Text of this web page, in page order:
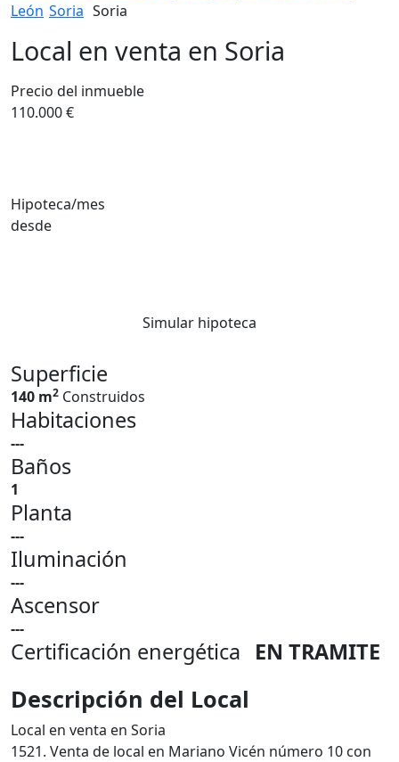
León Soria Soria
Local en venta en Soria
Precio del inmueble
110.000 €
Hipoteca/mes
desde
Simular hipoteca
Superficie
140 m2 Construidos
Habitaciones
---
Baños
1
Planta
---
Iluminación
---
Ascensor
---
Certificación energética EN TRAMITE
Descripción del Local
Local en venta en Soria
1521. Venta de local en Mariano Vicén número 10 con